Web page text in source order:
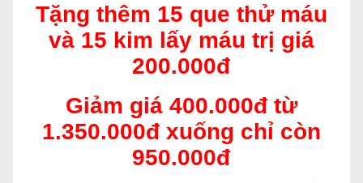
Tặng thêm 15 que thử máu
và 15 kim lấy máu trị giá
200.000đ
Giảm giá 400.000đ từ
1.350.000đ xuống chỉ còn
950.000đ